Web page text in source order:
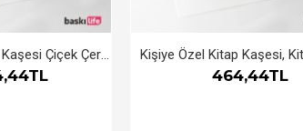
Kişiye Özel Kitap Kaşesi Çiçek Çerçeveli
464,44TL